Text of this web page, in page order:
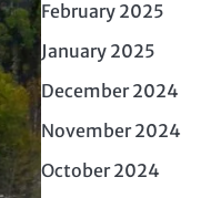
February 2025
January 2025
December 2024
November 2024
October 2024